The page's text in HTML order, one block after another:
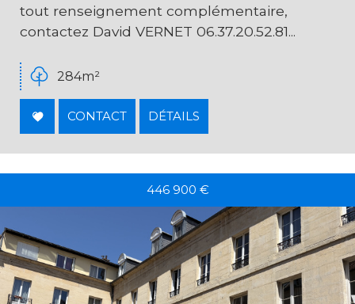
tout renseignement complémentaire,
contactez David VERNET 06.37.20.52.81...
284m²
CONTACT DÉTAILS
446 900 €